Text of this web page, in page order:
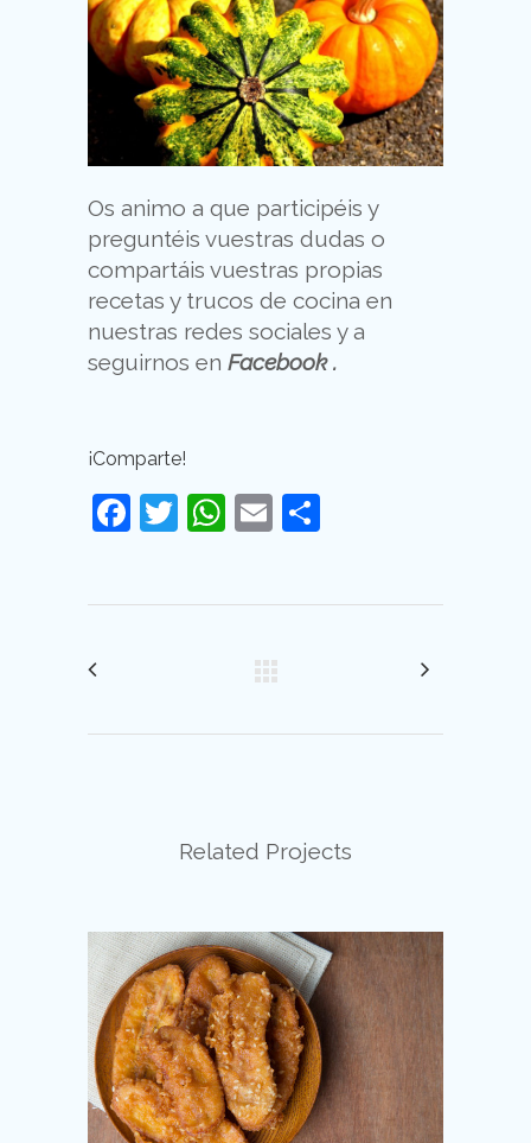
Os animo a que participéis y
preguntéis vuestras dudas o
compartáis vuestras propias
recetas y trucos de cocina en
nuestras redes sociales y a
seguirnos en Facebook.
¡Comparte!
Facebook
Twitter
WhatsApp
Email
Related Projects